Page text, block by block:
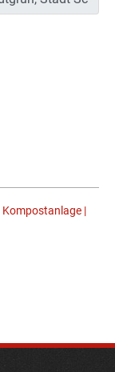
Kompostanlage |